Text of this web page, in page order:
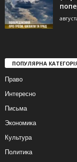
ПОПУЛЯРНА
Право
Интересно
Письма
Экономика
Культура
Политика